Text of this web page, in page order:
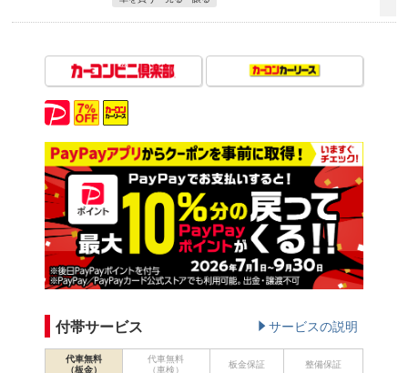
付帯サービス サービスの説明
代車無料
（板金）
代車無料
（車検）
板金保証 整備保証